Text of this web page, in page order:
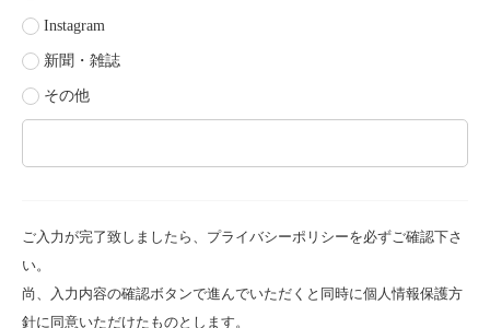
Instagram
新聞・雑誌
その他
ご入力が完了致しましたら、プライバシーポリシーを必ずご確認下さ
い。
尚、入力内容の確認ボタンで進んでいただくと同時に個人情報保護方
針に同意いただけたものとします。